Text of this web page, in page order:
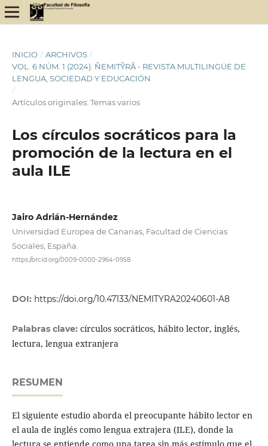
INICIO / ARCHIVOS /
VOL. 6 NÚM. 1 (2024): ÑEMITỸRÃ - REVISTA MULTILINGÜE DE
LENGUA, SOCIEDAD Y EDUCACIÓN
/
Artículos originales: Temas varios
Los círculos socráticos para la
promoción de la lectura en el
aula ILE
Jairo Adrián-Hernández
Universidad Europea de Canarias, Facultad de Ciencias
Sociales, España.
https://orcid.org/0009-0000-2964-0958
DOI: https://doi.org/10.47133/NEMITYRA20240601-A8
Palabras clave: círculos socráticos, hábito lector, inglés,
lectura, lengua extranjera
RESUMEN
El siguiente estudio aborda el preocupante hábito lector en
el aula de inglés como lengua extrajera (ILE), donde la
lectura se entiende como una tarea sin más estímulo que el